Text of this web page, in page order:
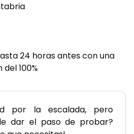
24 horas antes con una
100%
por la escalada, pero
dar el paso de probar?